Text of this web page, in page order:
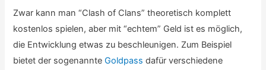
Zwar kann man “Clash of Clans” theoretisch komplett
kostenlos spielen, aber mit “echtem” Geld ist es möglich,
die Entwicklung etwas zu beschleunigen. Zum Beispiel
bietet der sogenannteGoldpass dafür verschiedene